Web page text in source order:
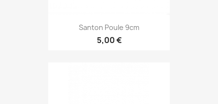
Santon Poule 9cm
5,00 €